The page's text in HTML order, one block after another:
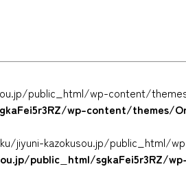
public_html/wp-content/
wp-content/themes/
jiyuni-kazokusou.jp/
public_html/sgkaFei5r3RZ/